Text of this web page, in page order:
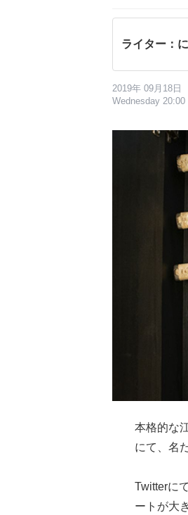
ライター：
2019年 09月18日
Wednesday 20:00
本格的な
にて、名
Twitterに
ートが大